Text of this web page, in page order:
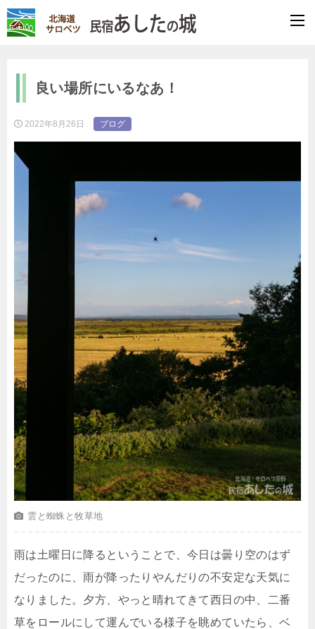
良い場所にいるなあ！
2022年8月26日 ブログ
雲と蜘蛛と牧草地
雨は土曜日に降るということで、今日は曇り空のはず
だったのに、雨が降ったりやんだりの不安定な天気に
なりました。夕方、やっと晴れてきて西日の中、二番
草をロールにして運んでいる様子を眺めていたら、ベ